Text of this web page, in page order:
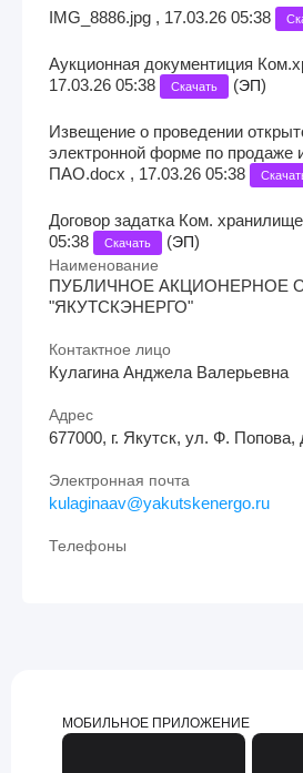
IMG_8886.jpg , 17.03.26 05:38
Аукционная документиция
17.03.26 05:38
Скачать (ЭП)
Извещение о проведении
электронной форме по продаже
ПАО.docx , 17.03.26 05:38
Договор задатка Ком.
05:38
Скачать (ЭП)
Наименование
ПУБЛИЧНОЕ АКЦИОНЕРНОЕ
"ЯКУТСКЭНЕРГО"
Контактное лицо
Кулагина Анджела Валерьевна
Адрес
677000, г. Якутск, ул. Ф. Попова,
Электронная почта
kulaginaav@yakutskenergo.ru
Телефоны
МОБИЛЬНОЕ ПРИЛОЖЕНИЕ